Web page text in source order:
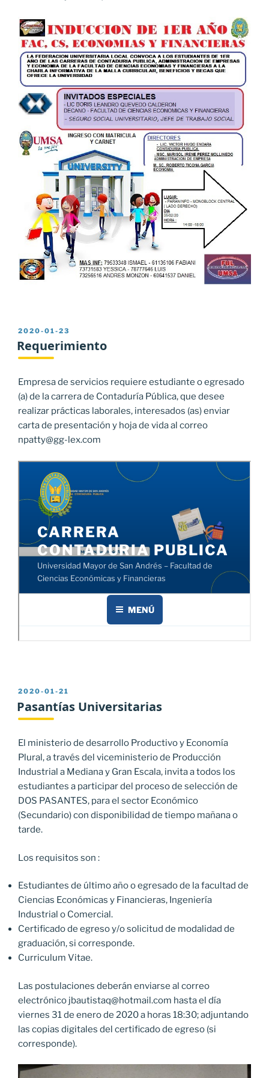
PUBLICADO
EL
2020-01-23
Requerimiento
Empresa de servicios requiere estudiante o egresado
(a) de la carrera de Contaduría Pública, que desee
realizar prácticas laborales, interesados (as) enviar
carta de presentación y hoja de vida al correo
npatty@gg-lex.com
PUBLICADO
EL
2020-01-21
Pasantías Universitarias
El ministerio de desarrollo Productivo y Economía
Plural, a través del viceministerio de Producción
Industrial a Mediana y Gran Escala, invita a todos los
estudiantes a participar del proceso de selección de
DOS PASANTES, para el sector Económico
(Secundario) con disponibilidad de tiempo mañana o
tarde.
Los requisitos son :
Estudiantes de último año o egresado de la facultad de
Ciencias Económicas y Financieras, Ingeniería
Industrial o Comercial.
Certificado de egreso y/o solicitud de modalidad de
graduación, si corresponde.
Curriculum Vitae.
Las postulaciones deberán enviarse al correo
electrónico jbautistaq@hotmail.com hasta el día
viernes 31 de enero de 2020 a horas 18:30; adjuntando
las copias digitales del certificado de egreso (si
corresponde).